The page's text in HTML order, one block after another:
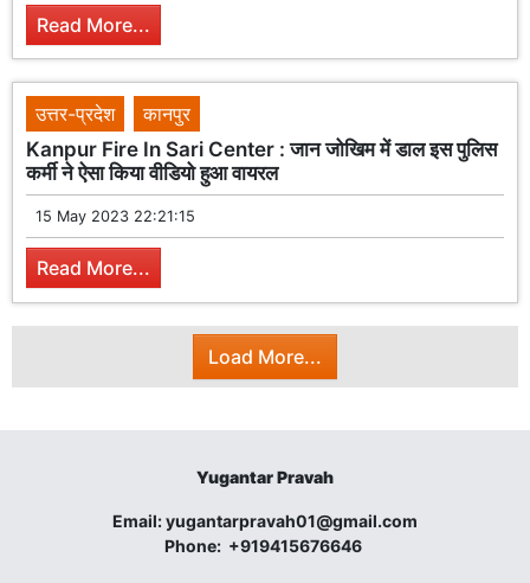
Read More...
उत्तर-प्रदेश
कानपुर
Kanpur Fire In Sari Center : जान जोखिम में डाल इस पुलिस
कर्मी ने ऐसा किया वीडियो हुआ वायरल
15 May 2023 22:21:15
Read More...
Load More...
Yugantar Pravah
Email:yugantarpravah01@gmail.com
Phone: +919415676646